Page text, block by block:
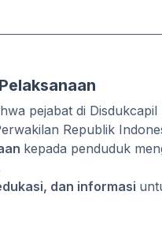
pejabat di
Republik
kepada penduduk
dan informasi